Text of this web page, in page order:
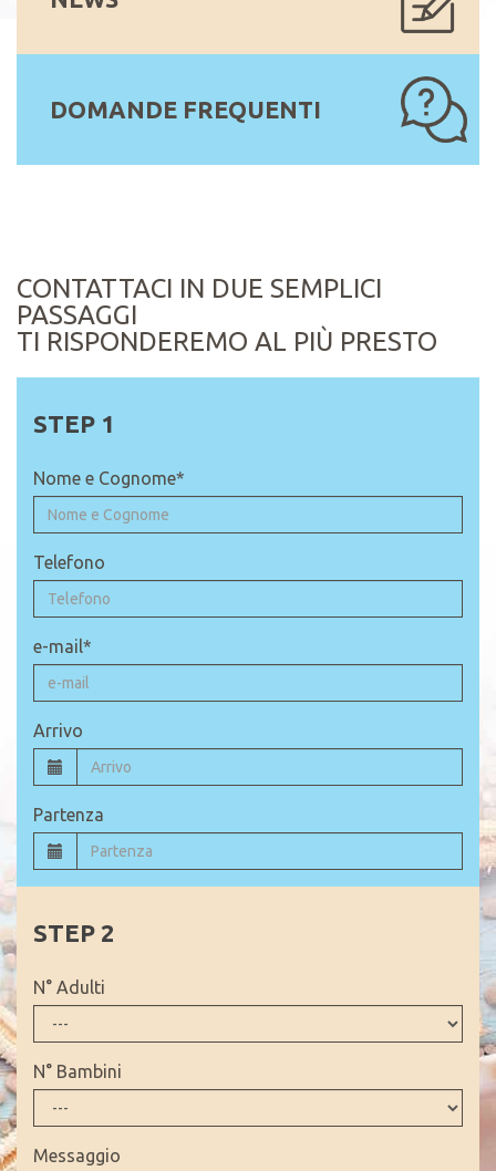
DOMANDE FREQUENTI
CONTATTACI IN DUE SEMPLICI
PASSAGGI
TI RISPONDEREMO AL PIÙ PRESTO
Nome e Cognome*
Telefono
e-mail*
Arrivo
Partenza
N° Adulti
N° Bambini
Messaggio